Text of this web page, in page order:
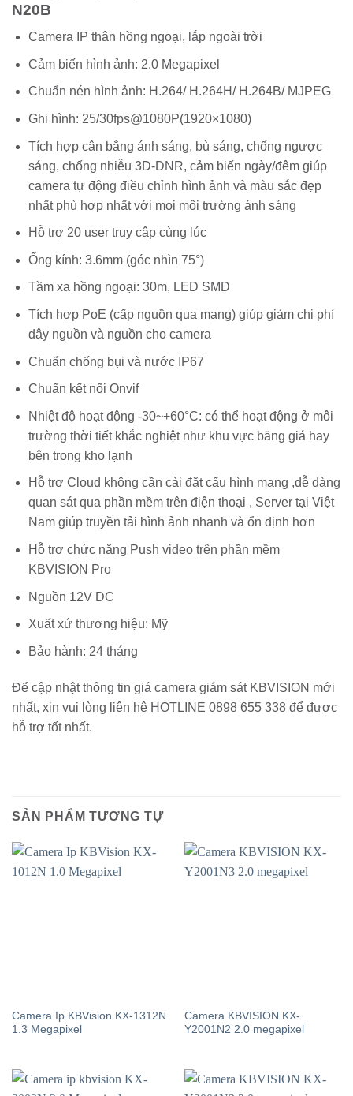
N20B
Camera IP thân hồng ngoại, lắp ngoài trời
Cảm biến hình ảnh: 2.0 Megapixel
Chuẩn nén hình ảnh: H.264/ H.264H/ H.264B/ MJPEG
Ghi hình: 25/30fps@1080P(1920×1080)
Tích hợp cân bằng ánh sáng, bù sáng, chống ngược
sáng, chống nhiễu 3D-DNR, cảm biến ngày/đêm giúp
camera tự động điều chỉnh hình ảnh và màu sắc đẹp
nhất phù hợp nhất với mọi môi trường ánh sáng
Hỗ trợ 20 user truy cập cùng lúc
Ống kính: 3.6mm (góc nhìn 75°)
Tầm xa hồng ngoại: 30m, LED SMD
Tích hợp PoE (cấp nguồn qua mạng) giúp giảm chi phí
dây nguồn và nguồn cho camera
Chuẩn chống bụi và nước IP67
Chuẩn kết nối Onvif
Nhiệt độ hoạt động -30~+60°C: có thể hoạt động ở môi
trường thời tiết khắc nghiệt như khu vực băng giá hay
bên trong kho lạnh
Hỗ trợ Cloud không cần cài đặt cấu hình mạng ,dễ dàng
quan sát qua phần mềm trên điện thoại , Server tại Việt
Nam giúp truyền tải hình ảnh nhanh và ổn định hơn
Hỗ trợ chức năng Push video trên phần mềm
KBVISION Pro
Nguồn 12V DC
Xuất xứ thương hiệu: Mỹ
Bảo hành: 24 tháng
Để cập nhật thông tin giá camera giám sát KBVISION mới
nhất, xin vui lòng liên hệ HOTLINE 0898 655 338 để được
hỗ trợ tốt nhất.
SẢN PHẨM TƯƠNG TỰ
Camera Ip KBVision KX-1312N
1.3 Megapixel
Camera KBVISION KX-
Y2001N2 2.0 megapixel